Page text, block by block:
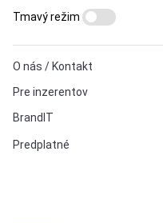
O nás / Kontakt
Pre inzerentov
BrandIT
Predplatné
Tmavý režim